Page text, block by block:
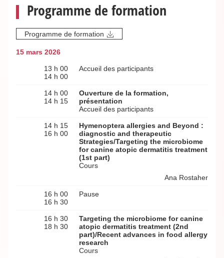
Programme de formation
Programme de formation
15 mars 2026
13 h 00
14 h 00
Accueil des participants
14 h 00
14 h 15
Ouverture de la formation,
présentation
Accueil des participants
14 h 15
16 h 00
Hymenoptera allergies and Beyond :
diagnostic and therapeutic
Strategies/Targeting the microbiome
for canine atopic dermatitis treatment
(1st part)
Cours
Ana Rostaher
16 h 00
16 h 30
Pause
16 h 30
18 h 30
Targeting the microbiome for canine
atopic dermatitis treatment (2nd
part)/Recent advances in food allergy
research
Cours